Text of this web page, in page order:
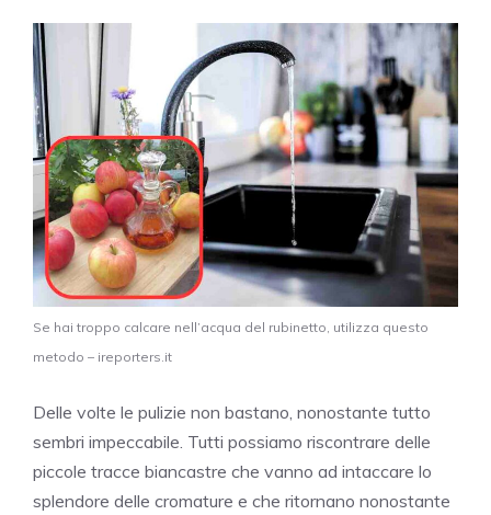
Se hai troppo calcare nell’acqua del rubinetto, utilizza questo
metodo – ireporters.it
Delle volte le pulizie non bastano, nonostante tutto
sembri impeccabile. Tutti possiamo riscontrare delle
piccole tracce biancastre che vanno ad intaccare lo
splendore delle cromature e che ritornano nonostante